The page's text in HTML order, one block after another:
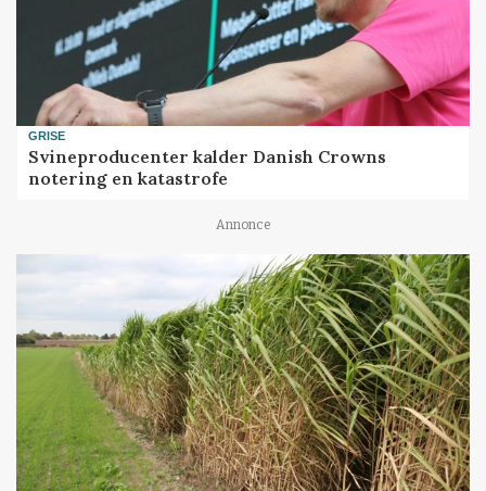
GRISE
Svineproducenter kalder Danish Crowns
notering en katastrofe
Annonce